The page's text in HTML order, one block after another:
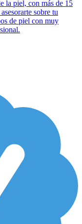
la piel, con más de 15
sobre tu
de piel con muy